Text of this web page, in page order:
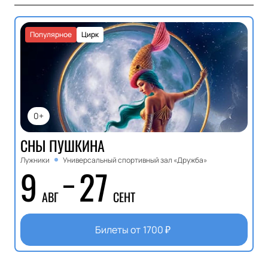
0+
Цирк
Популярное
СНЫ ПУШКИНА
Лужники Универсальный спортивный зал «Дружба»
9 АВГ 27 СЕНТ
Билеты от 1700₽